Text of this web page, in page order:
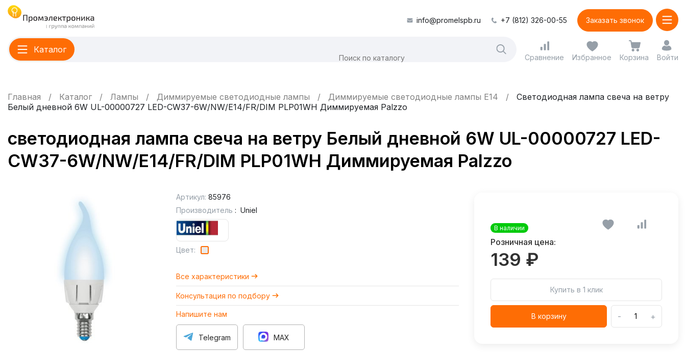
info@promelspb.ru +7 (812) 326-00-55 Заказать звонок
Каталог
Сравнение Избранное Корзина Войти
Главная Каталог Лампы Диммируемые светодиодные лампы Диммируемые светодиодные лампы E14
Светодиодная лампа свеча на ветру
Белый дневной 6W UL-00000727 LED-CW37-6W/NW/E14/FR/DIM PLP01WH Диммируемая Palzzo
светодиодная лампа свеча на ветру Белый дневной 6W UL-00000727 LED-
CW37-6W/NW/E14/FR/DIM PLP01WH Диммируемая Palzzo
Артикул: 85976
Производитель : Uniel
Цвет:
Все характеристики
Консультация по подбору
Напишите нам
Telegram MAX
В наличии
Розничная цена:
139 ₽
Купить в 1 клик
В корзину - +